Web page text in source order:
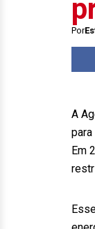
Por
A
Em